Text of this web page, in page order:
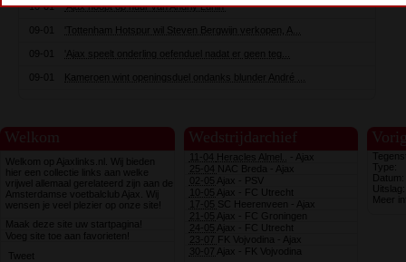
10-01 'Ajax hoopt op huur van Andriy Lunin'
'Tottenham Hotspur wil Steven Bergwijn verkopen, A...
'Ajax speelt onderling oefenduel nadat er geen teg...
Kameroen wint openingsduel ondanks blunder André ...
Welkom
Welkom op Ajaxlinks.nl. Wij bieden
hier een collectie links aan welke
vrijwel allemaal gerelateerd zijn aan de
Amsterdamse voetbalclub Ajax. Wij
wensen je veel plezier op onze site!
Maak deze site uw startpagina!
Voeg site toe aan favorieten!
Tweet
Wedstrijdarchief
11-04 Heracles Almel..
- Ajax
25-04 NAC Breda - Ajax
02-05 Ajax - PSV
10-05 Ajax - FC Utrecht
17-05
SC Heerenveen - Ajax
21-05 Ajax - FC Groningen
24-05 Ajax - FC Utrecht
23-07
FK Vojvodina - Ajax
30-07
Ajax - FK Vojvodina
Type:
Meer